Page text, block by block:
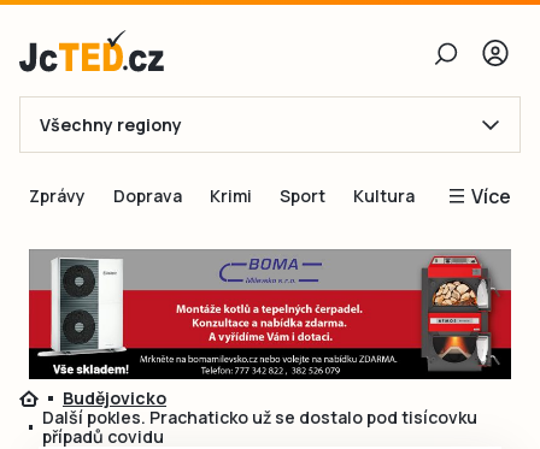
E-mail
Obnovit heslo
Přihlásit se
Přihlásit se přes Facebook
Všechny regiony
Zprávy Doprava Krimi Sport Kultura Více
Blogy
Inspirace
Čtenáři píší
Speciální přílohy
Budějovicko
Další pokles. Prachaticko už se dostalo pod tisícovku
případů covidu